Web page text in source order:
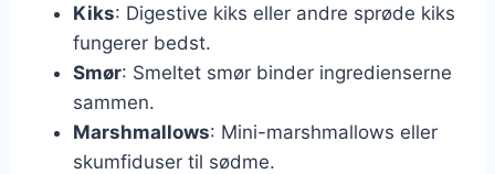
Kiks: Digestive kiks eller andre sprøde kiks
fungerer bedst.
Smør: Smeltet smør binder ingredienserne
sammen.
Marshmallows: Mini-marshmallows eller
skumfiduser til sødme.